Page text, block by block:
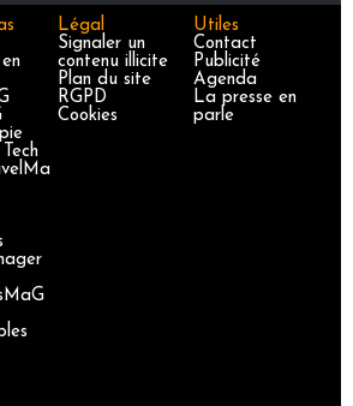
Légal
Signaler un
contenu illicite
Plan du site
RGPD
Cookies
Utiles
Contact
Publicité
Agenda
La presse en
parle